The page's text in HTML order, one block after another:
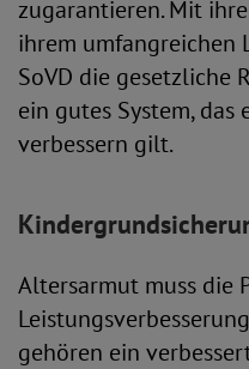
zugarantieren. Mit
ihrem umfangreichen
SoVD die gesetzliche
ein gutes System, das
verbessern gilt.
Altersarmut muss die
gehören ein